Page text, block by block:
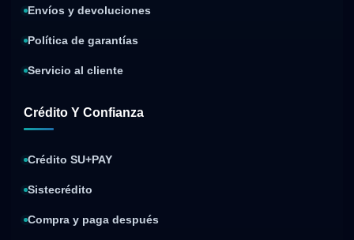
Envíos y devoluciones
Política de garantías
Servicio al cliente
Crédito Y Confianza
Crédito SU+PAY
Sistecrédito
Compra y paga después